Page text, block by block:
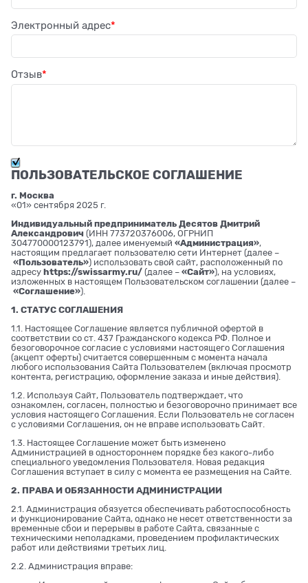
Электронный адрес
Отзыв
ПОЛЬЗОВАТЕЛЬСКОЕ СОГЛАШЕНИЕ
г. Москва
«01» сентября 2025 г.
Индивидуальный предприниматель Десятов Дмитрий
Александрович (ИНН 773720376006, ОГРНИП
304770000123791), далее именуемый «Администрация»,
настоящим предлагает пользователю сети Интернет (далее –
«Пользователь») использовать свой сайт, расположенный по
адресу https://swissarmy.ru/ (далее – «Сайт»), на условиях,
изложенных в настоящем Пользовательском соглашении (далее –
«Соглашение»).
1. СТАТУС СОГЛАШЕНИЯ
1.1. Настоящее Соглашение является публичной офертой в
соответствии со ст. 437 Гражданского кодекса РФ. Полное и
безоговорочное согласие с условиями настоящего Соглашения
(акцепт оферты) считается совершенным с момента начала
любого использования Сайта Пользователем (включая просмотр
контента, регистрацию, оформление заказа и иные действия).
1.2. Используя Сайт, Пользователь подтверждает, что
ознакомлен, согласен, полностью и безоговорочно принимает все
условия настоящего Соглашения. Если Пользователь не согласен
с условиями Соглашения, он не вправе использовать Сайт.
1.3. Настоящее Соглашение может быть изменено
Администрацией в одностороннем порядке без какого-либо
специального уведомления Пользователя. Новая редакция
Соглашения вступает в силу с момента ее размещения на Сайте.
2. ПРАВА И ОБЯЗАННОСТИ АДМИНИСТРАЦИИ
2.1. Администрация обязуется обеспечивать работоспособность
и функционирование Сайта, однако не несет ответственности за
временные сбои и перерывы в работе Сайта, связанные с
техническими неполадками, проведением профилактических
работ или действиями третьих лиц.
2.2. Администрация вправе: